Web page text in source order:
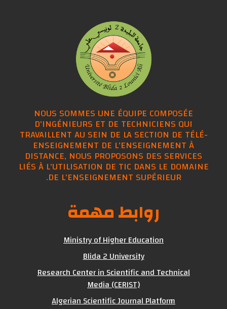
NOUS SOMMES UNE ÉQUIPE COMPOSÉE
D'INGÉNIEURS ET DE TECHNICIENS QUI
TRAVAILLENT AU SEIN DE LA SECTION DE
ENSEIGNEMENT DE L'ENSEIGNEMENT À
DISTANCE, NOUS PROPOSONS DES
LIÉS À L'UTILISATION DE TIC DANS LE
DE L'ENSEIGNEMENT SUPÉRIEUR.
روابط مهمة
Ministry of Higher Education
Blida 2 University
Research Center in Scientific and Technical
Media (CERIST)
Algerian Scientific Journal Platform